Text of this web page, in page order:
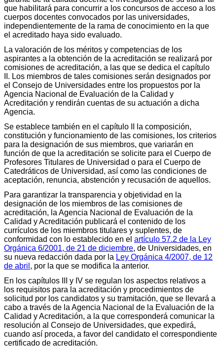
que habilitará para concurrir a los concursos de acceso a los
cuerpos docentes convocados por las universidades,
independientemente de la rama de conocimiento en la que
el acreditado haya sido evaluado.
La valoración de los méritos y competencias de los
aspirantes a la obtención de la acreditación se realizará por
comisiones de acreditación, a las que se dedica el capítulo
II. Los miembros de tales comisiones serán designados por
el Consejo de Universidades entre los propuestos por la
Agencia Nacional de Evaluación de la Calidad y
Acreditación y rendirán cuentas de su actuación a dicha
Agencia.
Se establece también en el capítulo II la composición,
constitución y funcionamiento de las comisiones, los criterios
para la designación de sus miembros, que variarán en
función de que la acreditación se solicite para el Cuerpo de
Profesores Titulares de Universidad o para el Cuerpo de
Catedráticos de Universidad, así como las condiciones de
aceptación, renuncia, abstención y recusación de aquellos.
Para garantizar la transparencia y objetividad en la
designación de los miembros de las comisiones de
acreditación, la Agencia Nacional de Evaluación de la
Calidad y Acreditación publicará el contenido de los
currículos de los miembros titulares y suplentes, de
conformidad con lo establecido en el artículo 57.2 de la Ley
Orgánica 6/2001, de 21 de diciembre, de Universidades, en
su nueva redacción dada por la Ley Orgánica 4/2007, de 12
de abril , por la que se modifica la anterior.
En los capítulos III y IV se regulan los aspectos relativos a
los requisitos para la acreditación y procedimientos de
solicitud por los candidatos y su tramitación, que se llevará a
cabo a través de la Agencia Nacional de la Evaluación de la
Calidad y Acreditación, a la que corresponderá comunicar la
resolución al Consejo de Universidades, que expedirá,
cuando así proceda, a favor del candidato el correspondiente
certificado de acreditación.